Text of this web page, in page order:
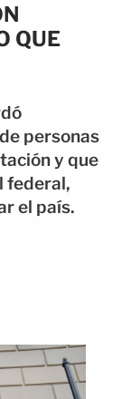
QUE
personas
y que
federal,
el país.